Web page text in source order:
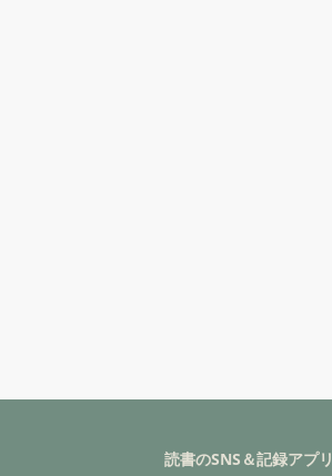
読書のSNS＆記録アプリ